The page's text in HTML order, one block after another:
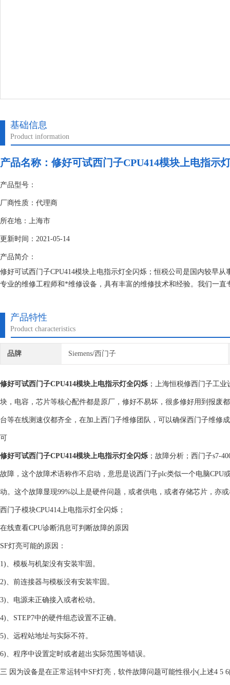
基础信息
Product information
产品名称： 修好可试西门子CPU414模块上电指示
产品型号：
厂商性质：代理商
所在地：上海市
更新时间：2021-05-14
产品简介：
修好可试西门子CPU414模块上电指示灯全闪烁；恒税公司是国内较早
专业的维修工程师和*维修设备，具有丰富的维修技术和经验。我们一
产品特性
Product characteristics
品牌 Siemens/西门子
修好可试西门子CPU414模块上电指示灯全闪烁 ；上海恒税修西门子工
块，电容，芯片等核心配件都是原厂，修好不易坏，很多修好用到报废
台等在线测速仪都齐全，在加上西门子维修团队，可以确保西门子维修
可
修好可试西门子CPU414模块上电指示灯全闪烁 ；故障分析；西门子s7-
故障，这个故障术语称作不启动，意思是说西门子plc类似一个电脑
动。这个故障显现99%以上是硬件问题，或者供电，或者存储芯片，亦
西门子模块CPU414上电指示灯全闪烁；
在线查看CPU诊断消息可判断故障的原因
SF灯亮可能的原因：
1)、模板与机架没有安装牢固。
2)、前连接器与模板没有安装牢固。
3)、电源未正确接入或者松动。
4)、STEP7中的硬件组态设置不正确。
5)、远程站地址与实际不符。
6)、程序中设置定时或者超出实际范围等错误。
三 因为设备是在正常运转中SF灯亮，软件故障问题可能性很小(上述4 5